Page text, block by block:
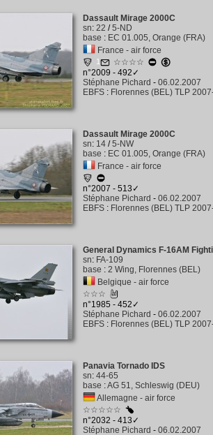
Dassault Mirage 2000C
sn: 22 /5-ND
base : EC 01.005, Orange (FRA)
France - air force
1
☆☆☆☆
n°2009 - 492✓
Stéphane Pichard - 06.02.2007
EBFS : Florennes (BEL) TLP
Dassault Mirage 2000C
sn: 14 /5-NW
base : EC 01.005, Orange (FRA)
France - air force
n°2007 - 513✓
Stéphane Pichard - 06.02.2007
EBFS : Florennes (BEL) TLP
General Dynamics F-16AM
sn: FA-109
base : 2 Wing, Florennes (BEL)
Belgique - air force
☆☆☆
n°1985 - 452✓
Stéphane Pichard - 06.02.2007
EBFS : Florennes (BEL) TLP
Panavia Tornado IDS
sn: 44-65
base :AG 51, Schleswig (DEU)
Allemagne - air force
☆☆☆☆☆
n°2032 - 413✓
Stéphane Pichard - 06.02.2007